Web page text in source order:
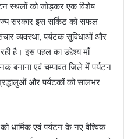
स्थलों को जोड़कर एक विशेष
सरकार इस सर्किट को सफल
व्यवस्था, पर्यटक सुविधाओं और
है। इस पहल का उद्देश्य माँ
बनाना एवं चम्पावत जिले में पर्यटन
और पर्यटकों को सालभर
धार्मिक एवं पर्यटन के नए वैश्विक